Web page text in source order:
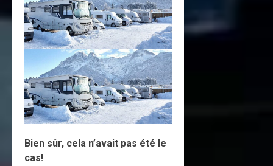
Bien sûr, cela n’avait pas été le
cas!